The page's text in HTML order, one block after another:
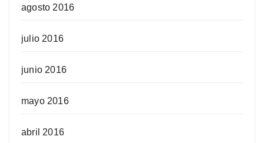
agosto 2016
julio 2016
junio 2016
mayo 2016
abril 2016